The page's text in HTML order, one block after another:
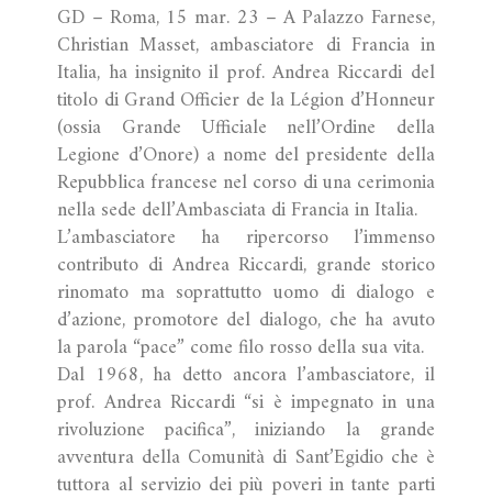
GD – Roma, 15 mar. 23 – A Palazzo Farnese,
Christian Masset, ambasciatore di Francia in
Italia, ha insignito il prof. Andrea Riccardi del
titolo di Grand Officier de la Légion d’Honneur
(ossia Grande Ufficiale nell’Ordine della
Legione d’Onore) a nome del presidente della
Repubblica francese nel corso di una cerimonia
nella sede dell’Ambasciata di Francia in Italia.
L’ambasciatore ha ripercorso l’immenso
contributo di Andrea Riccardi, grande storico
rinomato ma soprattutto uomo di dialogo e
d’azione, promotore del dialogo, che ha avuto
la parola “pace” come filo rosso della sua vita.
Dal 1968, ha detto ancora l’ambasciatore, il
prof. Andrea Riccardi “si è impegnato in una
rivoluzione pacifica”, iniziando la grande
avventura della Comunità di Sant’Egidio che è
tuttora al servizio dei più poveri in tante parti